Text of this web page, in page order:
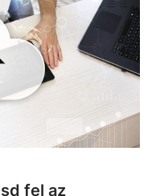
fel az